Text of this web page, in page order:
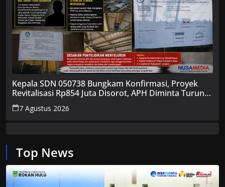
Kepala SDN 050738 Bungkam Konfirmasi, Proyek
Revitalisasi Rp854 Juta Disorot, APH Diminta Turun
Tangan
7 Agustus 2026
Top News